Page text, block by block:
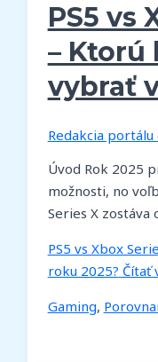
PS5 vs
– Ktorú
vybrať
Redakcia
Úvod Rok 2025
možnosti, no
Series X zostáva
PS5 vs Xbox
roku 2025? Čítať
Gaming,